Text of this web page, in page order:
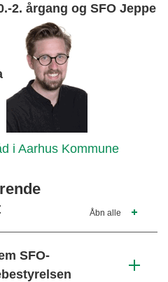
2. årgang og SFO Jeppe
i Aarhus Kommune
Åbn alle
SFO-